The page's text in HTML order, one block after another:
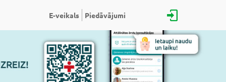
E-veikals Piedāvājumi